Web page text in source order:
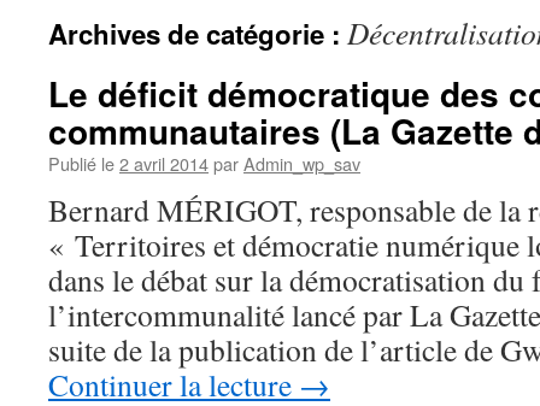
Archives de catégorie :
Le déficit démocratique des
communautaires (La Gazette
Publié le2 avril 2014parAdmin_wp_sav
Bernard MÉRIGOT, responsable de la
« Territoires et démocratie numérique
dans le débat sur la démocratisation
l’intercommunalité lancé par La
suite de la publication de l’article de
Continuer la lecture →